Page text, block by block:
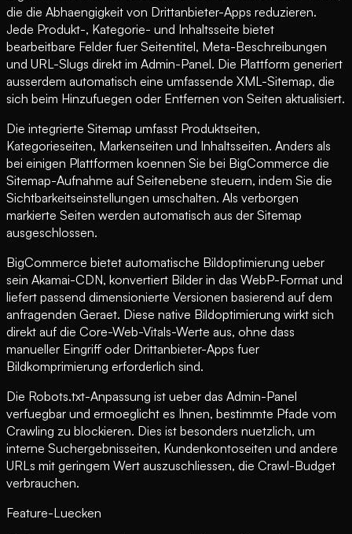
die die Abhaengigkeit von Drittanbieter-Apps reduzieren.
Jede Produkt-, Kategorie- und Inhaltsseite bietet
bearbeitbare Felder fuer Seitentitel, Meta-Beschreibungen
und URL-Slugs direkt im Admin-Panel. Die Plattform generiert
ausserdem automatisch eine umfassende XML-Sitemap, die
sich beim Hinzufuegen oder Entfernen von Seiten aktualisiert.
Die integrierte Sitemap umfasst Produktseiten,
Kategorieseiten, Markenseiten und Inhaltsseiten. Anders als
bei einigen Plattformen koennen Sie bei BigCommerce die
Sitemap-Aufnahme auf Seitenebene steuern, indem Sie die
Sichtbarkeitseinstellungen umschalten. Als verborgen
markierte Seiten werden automatisch aus der Sitemap
ausgeschlossen.
BigCommerce bietet automatische Bildoptimierung ueber
sein Akamai-CDN, konvertiert Bilder in das WebP-Format und
liefert passend dimensionierte Versionen basierend auf dem
anfragenden Geraet. Diese native Bildoptimierung wirkt sich
direkt auf die Core-Web-Vitals-Werte aus, ohne dass
manueller Eingriff oder Drittanbieter-Apps fuer
Bildkomprimierung erforderlich sind.
Die Robots.txt-Anpassung ist ueber das Admin-Panel
verfuegbar und ermoeglicht es Ihnen, bestimmte Pfade vom
Crawling zu blockieren. Dies ist besonders nuetzlich, um
interne Suchergebnisseiten, Kundenkontoseiten und andere
URLs mit geringem Wert auszuschliessen, die Crawl-Budget
verbrauchen.
Feature-Luecken